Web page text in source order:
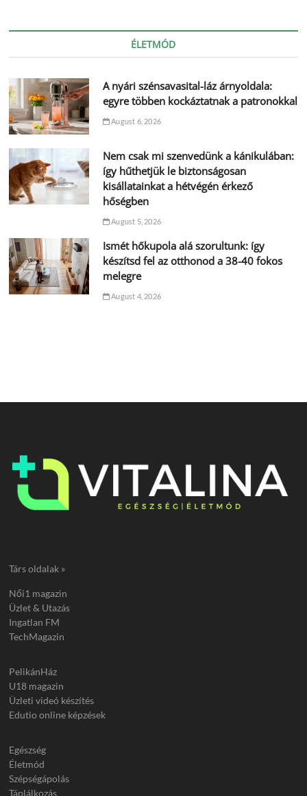
ÉLETMÓD
A nyári szénsavasital-láz árnyoldala:
egyre többen kockáztatnak a patronokkal
August 6, 2026
Nem csak mi szenvedünk a kánikulában:
így hűthetjük le biztonságosan
kisállatainkat a hétvégén érkező
hőségben
August 5, 2026
Ismét hőkupola alá szorultunk: így
készítsd fel az otthonod a 38-40 fokos
melegre
August 4, 2026
Társ oldalak »
Női1 magazin
Üzlet & Utazás
Ingatlan FM
TechMagazin
PelikánHáz
U18 magazin
Üzleti videó készítés
Edutio online képzések
Egészség
Életmód
Szépségápolás
Táplálkozás